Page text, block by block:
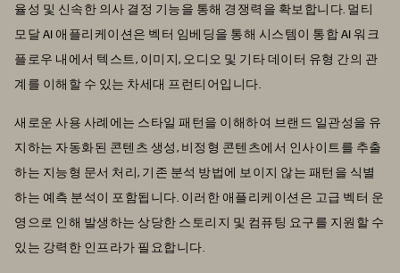
율성 및 신속한 의사 결정 기능을 통해 경쟁력을 확보합니다. 멀티
모달 AI 애플리케이션은 벡터 임베딩을 통해 시스템이 통합 AI 워크
플로우 내에서 텍스트, 이미지, 오디오 및 기타 데이터 유형 간의 관
계를 이해할 수 있는 차세대 프런티어입니다.
새로운 사용 사례에는 스타일 패턴을 이해하여 브랜드 일관성을 유
지하는 자동화된 콘텐츠 생성, 비정형 콘텐츠에서 인사이트를 추출
하는 지능형 문서 처리, 기존 분석 방법에 보이지 않는 패턴을 식별
하는 예측 분석이 포함됩니다. 이러한 애플리케이션은 고급 벡터 운
영으로 인해 발생하는 상당한 스토리지 및 컴퓨팅 요구를 지원할 수
있는 강력한 인프라가 필요합니다.